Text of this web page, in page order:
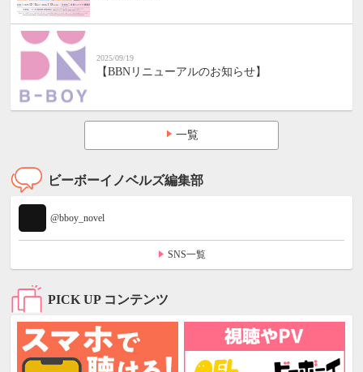
2025/09/19
【BBNリニューアルのお知らせ】
一覧
ビーボーイノベルズ編集部
@bboy_novel
SNS一覧
PICK UP コンテンツ